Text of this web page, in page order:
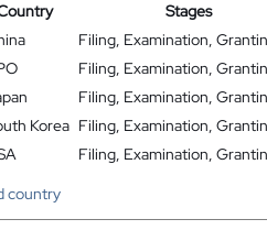
Stages
Filing, Examination,
Filing, Examination,
Filing, Examination,
Korea Filing, Examination,
Filing, Examination,
country